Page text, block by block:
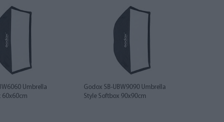
Umbrella
60x60cm
Godox SB-UBW9090 Umbrella
Style Softbox 90x90cm